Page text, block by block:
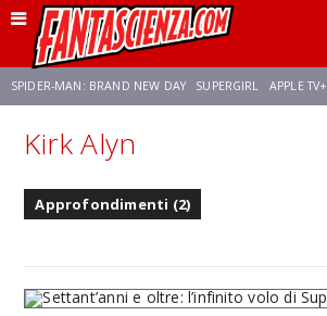
SPIDER-MAN: BRAND NEW DAY SUPERGIRL APPLE TV+
FRANCO RICCIARDIELLO
Kirk Alyn
Approfondimenti (2)